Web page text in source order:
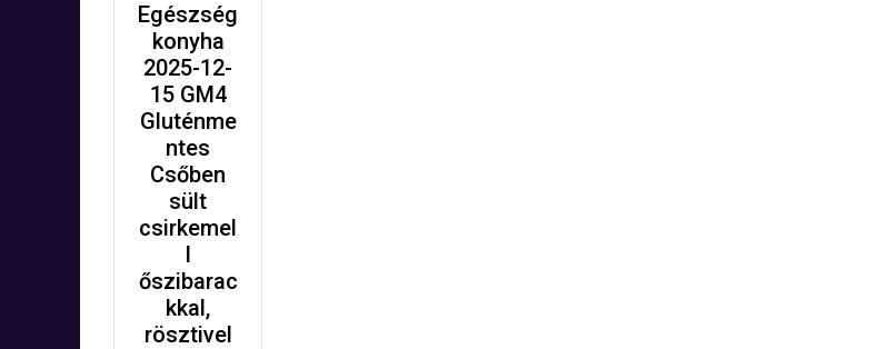
Egészség
konyha
2025-12-
15 GM4
Gluténme
ntes
Csőben
sült
csirkemel
l
őszibarac
kkal,
rösztivel